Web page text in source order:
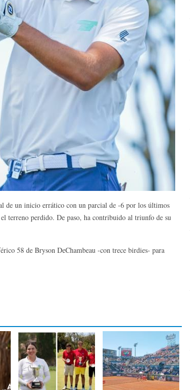
de un inicio errático con un parcial de -6 por los últimos
terreno perdido. De paso, ha contribuido al triunfo de su
58 de Bryson DeChambeau -con trece birdies- para